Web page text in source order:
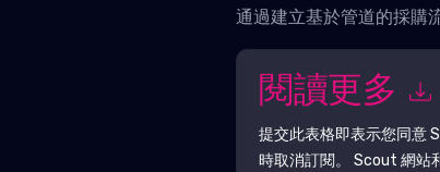
通過建立基於管道的採購
閱讀更多
提交此表格即表示您同意
時取消訂閱。Scout 網站